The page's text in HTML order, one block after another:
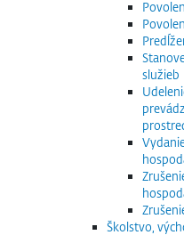
služieb
Školstvo,